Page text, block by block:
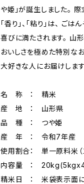
や姫」が誕生しました。 際立
「香り」、「粘り」は、 ご
喜びに満たされます。 山
おいしさを極めた特別な
大好きな人にお届けします
名 称 ： 精米
産 地 ： 山形県
品 種 ： つや姫
産 年 ： 令和7年産
使用割合： 単一原料米（
内容量 ：
精米日 ： 米袋表示面